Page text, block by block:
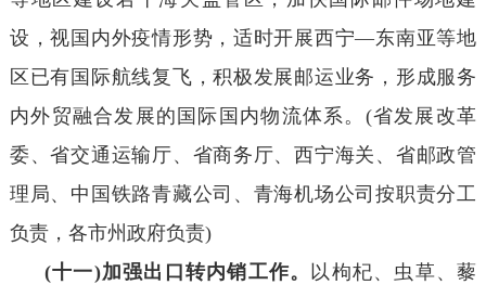
设，视国内外疫情形势，适时开展西宁—东南亚等地
区已有国际航线复飞，积极发展邮运业务，形成服务
内外贸融合发展的国际国内物流体系。(省发展改革
委、省交通运输厅、省商务厅、西宁海关、省邮政管
理局、中国铁路青藏公司、青海机场公司按职责分工
负责，各市州政府负责)
(十一)加强出口转内销工作。
以枸杞、虫草、藜